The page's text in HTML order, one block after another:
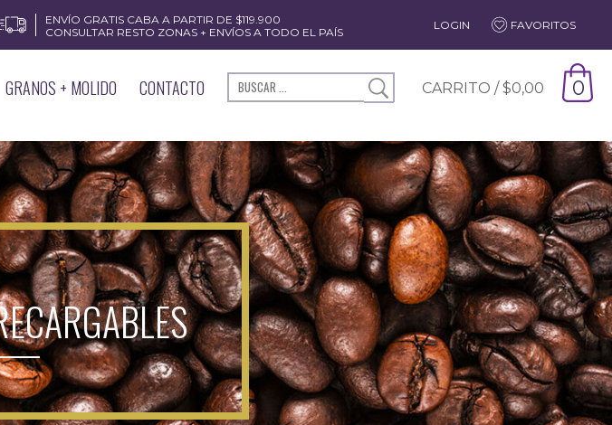
ENVÍO GRATIS CABA A PARTIR DE $119.900
CONSULTAR RESTO ZONAS + ENVÍOS A TODO EL PAÍS
LOGIN FAVORITOS
CARRITO /$0,00 0
GRANOS + MOLIDO CONTACTO